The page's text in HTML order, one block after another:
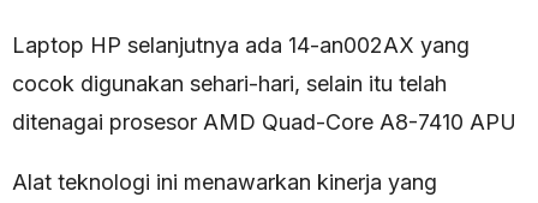
Laptop HP selanjutnya ada 14-an002AX yang
cocok digunakan sehari-hari, selain itu telah
ditenagai prosesor AMD Quad-Core A8-7410 APU
Alat teknologi ini menawarkan kinerja yang